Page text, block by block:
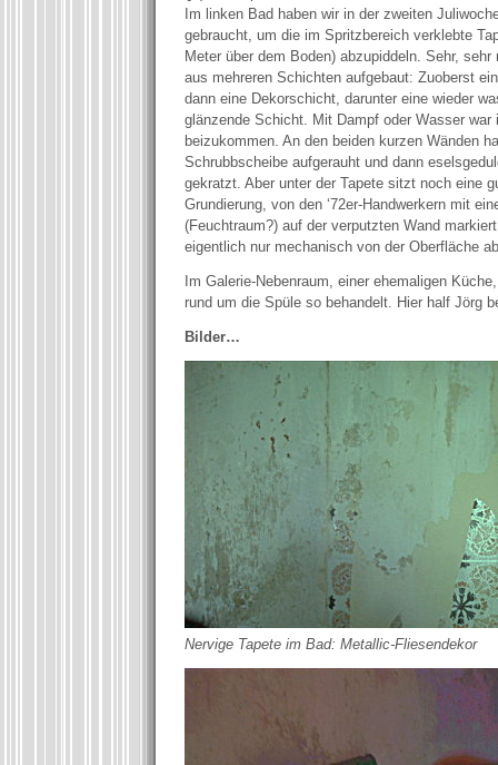
Im linken Bad haben wir in der zweiten
gebraucht, um die im Spritzbereich verklebte
Meter über dem Boden) abzupiddeln. Sehr, sehr
aus mehreren Schichten aufgebaut: Zuoberst
dann eine Dekorschicht, darunter eine wieder
glänzende Schicht. Mit Dampf oder Wasser war
beizukommen. An den beiden kurzen Wänden
Schrubbscheibe aufgerauht und dann
gekratzt. Aber unter der Tapete sitzt noch eine
Grundierung, von den ‘72er-Handwerkern mit
(Feuchtraum?) auf der verputzten Wand
eigentlich nur mechanisch von der Oberfläche
Im Galerie-Nebenraum, einer ehemaligen
rund um die Spüle so behandelt. Hier half Jörg
Bilder…
Nervige Tapete im Bad: Metallic-Fliesendekor